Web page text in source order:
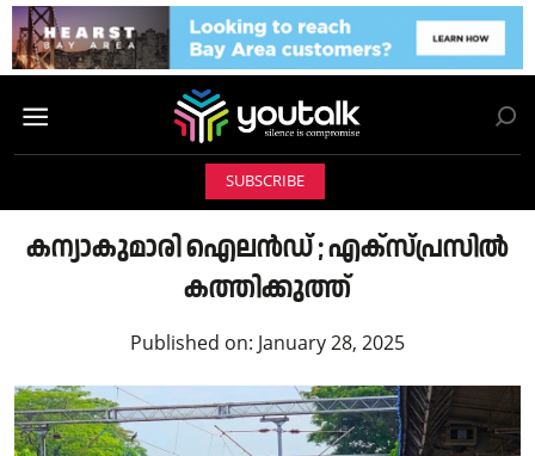
SUBSCRIBE
കന്യാകുമാരി ഐലന്‍ഡ് ; എക്‌സ്പ്രസില്‍
കത്തിക്കുത്ത്
Published on: January 28, 2025